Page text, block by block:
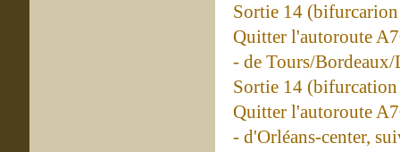
Sortie 14
Quitter l'autoroute
- de Tours/
Sortie 14
Quitter l'autoroute
- d'Orléans-center,